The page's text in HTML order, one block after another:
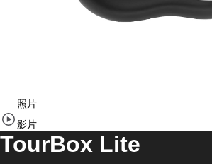
of
7
照片
影片
TourBox Lite